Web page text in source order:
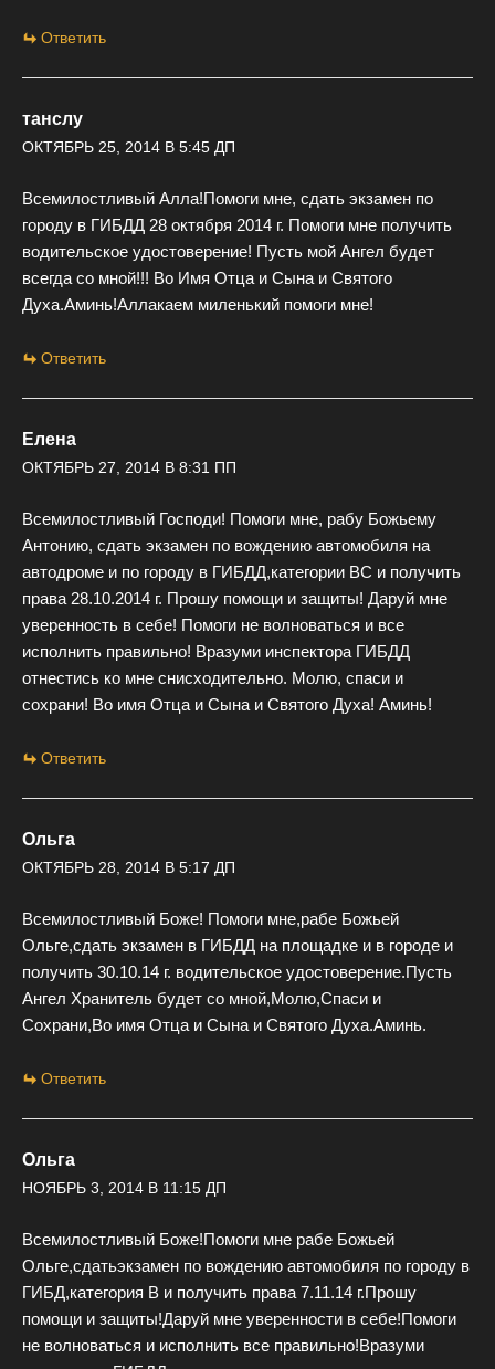
Ответить
танслу
ОКТЯБРЬ 25, 2014 В 5:45 ДП
Всемилостливый Алла!Помоги мне, сдать экзамен по
городу в ГИБДД 28 октября 2014 г. Помоги мне получить
водительское удостоверение! Пусть мой Ангел будет
всегда со мной!!! Во Имя Отца и Сына и Святого
Духа.Аминь!Аллакаем миленький помоги мне!
Ответить
Елена
ОКТЯБРЬ 27, 2014 В 8:31 ПП
Всемилостливый Господи! Помоги мне, рабу Божьему
Антонию, сдать экзамен по вождению автомобиля на
автодроме и по городу в ГИБДД,категории ВС и получить
права 28.10.2014 г. Прошу помощи и защиты! Даруй мне
уверенность в себе! Помоги не волноваться и все
исполнить правильно! Вразуми инспектора ГИБДД
отнестись ко мне снисходительно. Молю, спаси и
сохрани! Во имя Отца и Сына и Святого Духа! Аминь!
Ответить
Ольга
ОКТЯБРЬ 28, 2014 В 5:17 ДП
Всемилостливый Боже! Помоги мне,рабе Божьей
Ольге,сдать экзамен в ГИБДД на площадке и в городе и
получить 30.10.14 г. водительское удостоверение.Пусть
Ангел Хранитель будет со мной,Молю,Спаси и
Сохрани,Во имя Отца и Сына и Святого Духа.Аминь.
Ответить
Ольга
НОЯБРЬ 3, 2014 В 11:15 ДП
Всемилостливый Боже!Помоги мне рабе Божьей
Ольге,сдатьэкзамен по вождению автомобиля по городу в
ГИБД,категория В и получить права 7.11.14 г.Прошу
помощи и защиты!Даруй мне уверенности в себе!Помоги
не волноваться и исполнить все правильно!Вразуми